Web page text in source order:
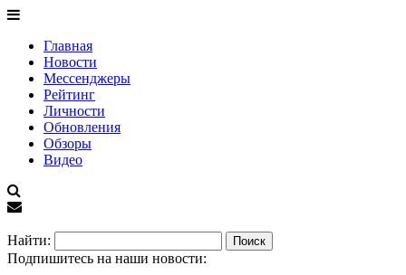
Главная
Новости
Мессенджеры
Рейтинг
Личности
Обновления
Обзоры
Видео
Найти:
Подпишитесь на наши новости: